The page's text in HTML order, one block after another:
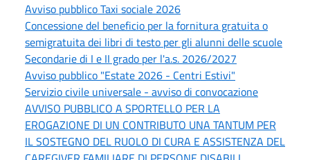
Avviso pubblico Taxi sociale 2026
Concessione del beneficio per la fornitura gratuita o
semigratuita dei libri di testo per gli alunni delle scuole
Secondarie di I e II grado per l'a.s. 2026/2027
Avviso pubblico "Estate 2026 - Centri Estivi"
Servizio civile universale - avviso di convocazione
AVVISO PUBBLICO A SPORTELLO PER LA
EROGAZIONE DI UN CONTRIBUTO UNA TANTUM PER
IL SOSTEGNO DEL RUOLO DI CURA E ASSISTENZA DEL